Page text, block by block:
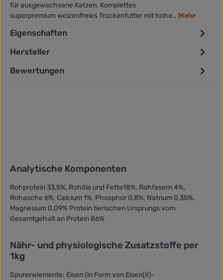
für ausgewachsene Katzen. Komplettes
superpremium weizenfreies Trockenfutter mit hohe… Mehr
Eigenschaften
Hersteller
Bewertungen
Analytische Komponenten
Rohprotein 33,5%, Rohöle und Fette18%, Rohfasern 4%,
Rohasche 6%, Calcium 1%, Phosphor 0,8%, Natrium 0,35%,
Magnesium 0,09% Protein tierischen Ursprungs vom
Gesamtgehalt an Protein 86%
Nähr- und physiologische Zusatzstoffe per
1kg
Spurenelemente: Eisen (in Form von Eisen(II)-